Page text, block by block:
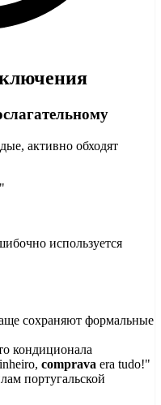
активно обходят
используется
сохраняют формальные
кондиционала
comprava era tudo!"
португальской